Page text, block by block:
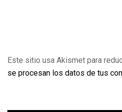
Este sitio usa Akismet para
se procesan los datos de tus